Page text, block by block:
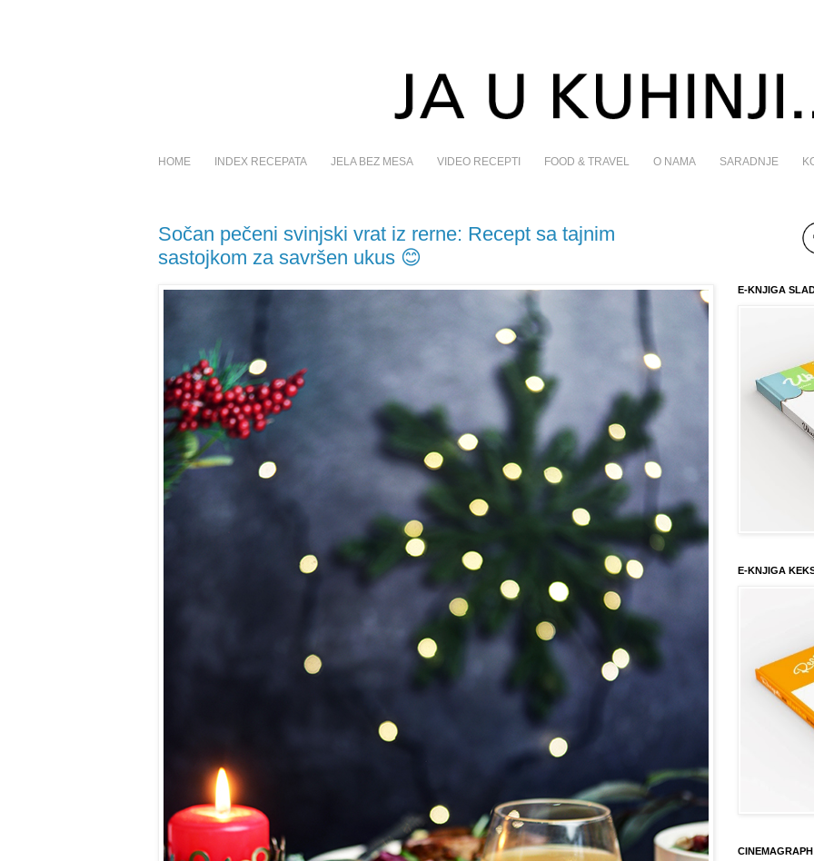
HOME INDEX RECEPATA JELA BEZ MESA VIDEO RECEPTI FOOD & TRAVEL O NAMA SARADNJE
Sočan pečeni svinjski vrat iz rerne: Recept sa tajnim
sastojkom za savršen ukus 😊
E-KNJIGA
E-KNJIGA
CINEMAGRAPH